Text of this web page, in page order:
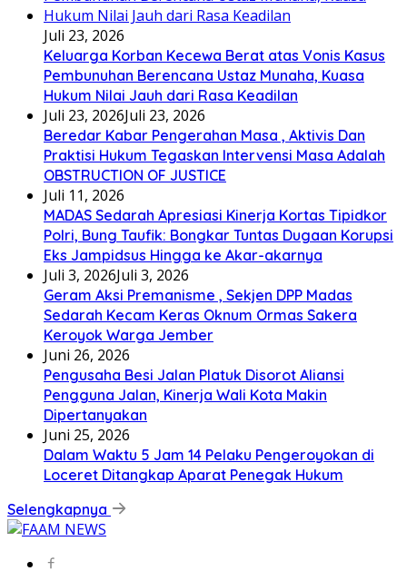
Juli 23, 2026
Keluarga Korban Kecewa Berat atas Vonis Kasus
Pembunuhan Berencana Ustaz Munaha, Kuasa
Hukum Nilai Jauh dari Rasa Keadilan
Juli 23, 2026Juli 23, 2026
Beredar Kabar Pengerahan Masa , Aktivis Dan
Praktisi Hukum Tegaskan Intervensi Masa Adalah
OBSTRUCTION OF JUSTICE
Juli 11, 2026
MADAS Sedarah Apresiasi Kinerja Kortas Tipidkor
Polri, Bung Taufik: Bongkar Tuntas Dugaan Korupsi
Eks Jampidsus Hingga ke Akar-akarnya
Juli 3, 2026Juli 3, 2026
Geram Aksi Premanisme , Sekjen DPP Madas
Sedarah Kecam Keras Oknum Ormas Sakera
Keroyok Warga Jember
Juni 26, 2026
Pengusaha Besi Jalan Platuk Disorot Aliansi
Pengguna Jalan, Kinerja Wali Kota Makin
Dipertanyakan
Juni 25, 2026
Dalam Waktu 5 Jam 14 Pelaku Pengeroyokan di
Loceret Ditangkap Aparat Penegak Hukum
Selengkapnya